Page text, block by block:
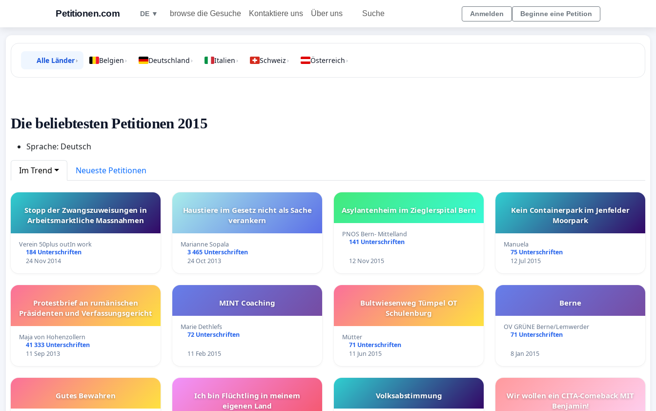
Petitionen.com DE ▼ browse die Gesuche Kontaktiere uns Über uns Suche Anmelden Beginne eine Petition
Alle Länder› Belgien › Deutschland › Italien › Schweiz › Österreich ›
Die beliebtesten Petitionen 2015
Sprache: Deutsch
Im Trend Neueste Petitionen
Stopp der Zwangszuweisungen in
Arbeitsmarktliche Massnahmen
Verein 50plus outIn work
184 Unterschriften
24 Nov 2014
Haustiere im Gesetz nicht als Sache
verankern
Marianne Sopala
3 465 Unterschriften
24 Oct 2013
Asylantenheim im Zieglerspital Bern
PNOS Bern- Mittelland
141 Unterschriften
12 Nov 2015
Kein Containerpark im Jenfelder
Moorpark
Manuela
75 Unterschriften
12 Jul 2015
Protestbrief an rumänischen
Präsidenten und Verfassungsgericht
Maja von Hohenzollern
41 333 Unterschriften
11 Sep 2013
MINT Coaching
Marie Dethlefs
72 Unterschriften
11 Feb 2015
Bultwiesenweg Tümpel OT
Schulenburg
Mütter
71 Unterschriften
11 Jun 2015
Berne
OV GRÜNE Berne/Lemwerder
71 Unterschriften
8 Jan 2015
Gutes Bewahren
Ich bin Flüchtling in meinem
eigenen Land
Volksabstimmung
Wir wollen ein CITA-Comeback MIT
Benjamin!